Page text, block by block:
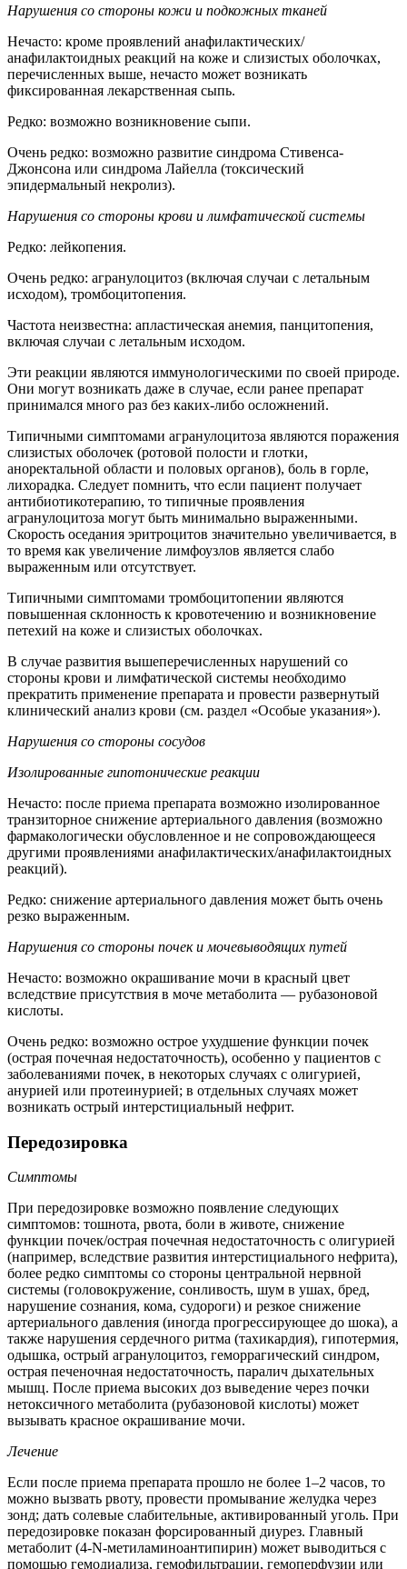
Нарушения со стороны кожи и подкожных тканей
Нечасто: кроме проявлений анафилактических/
анафилактоидных реакций на коже и слизистых оболочках,
перечисленных выше, нечасто может возникать
фиксированная лекарственная сыпь.
Редко: возможно возникновение сыпи.
Очень редко: возможно развитие синдрома Стивенса-
Джонсона или синдрома Лайелла (токсический
эпидермальный некролиз).
Нарушения со стороны крови и лимфатической системы
Редко: лейкопения.
Очень редко: агранулоцитоз (включая случаи с летальным
исходом), тромбоцитопения.
Частота неизвестна: апластическая анемия, панцитопения,
включая случаи с летальным исходом.
Эти реакции являются иммунологическими по своей природе.
Они могут возникать даже в случае, если ранее препарат
принимался много раз без каких-либо осложнений.
Типичными симптомами агранулоцитоза являются поражения
слизистых оболочек (ротовой полости и глотки,
аноректальной области и половых органов), боль в горле,
лихорадка. Следует помнить, что если пациент получает
антибиотикотерапию, то типичные проявления
агранулоцитоза могут быть минимально выраженными.
Скорость оседания эритроцитов значительно увеличивается, в
то время как увеличение лимфоузлов является слабо
выраженным или отсутствует.
Типичными симптомами тромбоцитопении являются
повышенная склонность к кровотечению и возникновение
петехий на коже и слизистых оболочках.
В случае развития вышеперечисленных нарушений со
стороны крови и лимфатической системы необходимо
прекратить применение препарата и провести развернутый
клинический анализ крови (см. раздел «Особые указания»).
Нарушения со стороны сосудов
Изолированные гипотонические реакции
Нечасто: после приема препарата возможно изолированное
транзиторное снижение артериального давления (возможно
фармакологически обусловленное и не сопровождающееся
другими проявлениями анафилактических/анафилактоидных
реакций).
Редко: снижение артериального давления может быть очень
резко выраженным.
Нарушения со стороны почек и мочевыводящих путей
Нечасто: возможно окрашивание мочи в красный цвет
вследствие присутствия в моче метаболита — рубазоновой
кислоты.
Очень редко: возможно острое ухудшение функции почек
(острая почечная недостаточность), особенно у пациентов с
заболеваниями почек, в некоторых случаях с олигурией,
анурией или протеинурией; в отдельных случаях может
возникать острый интерстициальный нефрит.
Передозировка
Симптомы
При передозировке возможно появление следующих
симптомов: тошнота, рвота, боли в животе, снижение
функции почек/острая почечная недостаточность с олигурией
(например, вследствие развития интерстициального нефрита),
более редко симптомы со стороны центральной нервной
системы (головокружение, сонливость, шум в ушах, бред,
нарушение сознания, кома, судороги) и резкое снижение
артериального давления (иногда прогрессирующее до шока), а
также нарушения сердечного ритма (тахикардия), гипотермия,
одышка, острый агранулоцитоз, геморрагический синдром,
острая печеночная недостаточность, паралич дыхательных
мышц. После приема высоких доз выведение через почки
нетоксичного метаболита (рубазоновой кислоты) может
вызывать красное окрашивание мочи.
Лечение
Если после приема препарата прошло не более 1–2 часов, то
можно вызвать рвоту, провести промывание желудка через
зонд; дать солевые слабительные, активированный уголь. При
передозировке показан форсированный диурез. Главный
метаболит (4-N-метиламиноантипирин) может выводиться с
помощью гемодиализа, гемофильтрации, гемоперфузии или